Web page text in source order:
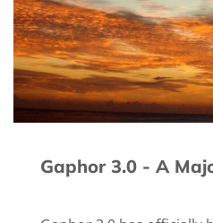
Gaphor 3.0 - A